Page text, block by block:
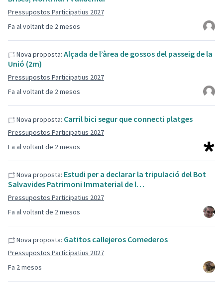
Fa al voltant de 2 mesos
Pressupostos Participatius 2027
Fa al voltant de 2 mesos
Nova proposta: Alçada de l’àrea de gossos del passeig de la
Unió (2m)
Pressupostos Participatius 2027
Fa al voltant de 2 mesos
Nova proposta: Carril bici segur que connecti platges
Pressupostos Participatius 2027
Fa al voltant de 2 mesos
Nova proposta: Estudi per a declarar la tripulació del Bot
Salvavides Patrimoni Immaterial de l…
Pressupostos Participatius 2027
Fa 2 mesos
Nova proposta: Gatitos callejeros Comederos
Pressupostos Participatius 2027